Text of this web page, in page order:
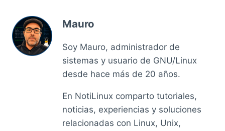
Mauro
Soy Mauro, administrador de
sistemas y usuario de GNU/Linux
desde hace más de 20 años.
En NotiLinux comparto tutoriales,
noticias, experiencias y soluciones
relacionadas con Linux, Unix,